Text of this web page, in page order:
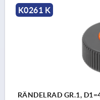
K0261 K
RÄNDELRAD GR.1,